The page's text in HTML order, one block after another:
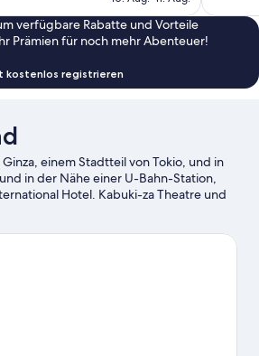
beträgt
110 €
verfügbare Rabatte und Vorteile
Prämien für noch mehr Abenteuer!
kostenlos registrieren
einem Stadtteil von Tokio, und in
in der Nähe einer U-Bahn-Station,
Hotel. Kabuki-za Theatre und
Höhepunkte für kulturell interessierte
Kaiserpalast von Tokio und Tokyo